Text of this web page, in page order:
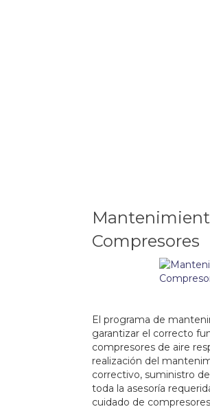
Compresores
El programa de
garantizar el correcto
compresores de aire
realización del
correctivo, suministro
toda la asesoría
cuidado de